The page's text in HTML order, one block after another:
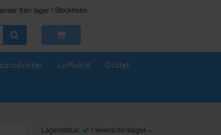
från lager i Stockholm
Luftvård Outlet
Lagerstatus:
I leverantörslager –